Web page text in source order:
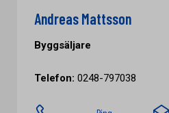
Andreas Mattsson
Byggsäljare
Telefon: 0248-797038